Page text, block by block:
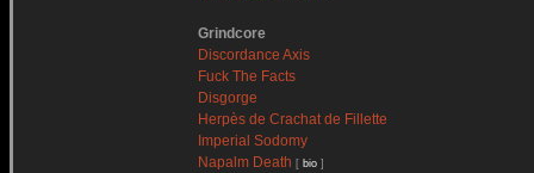
Grindcore
Discordance Axis
Fuck The Facts
Disgorge
Herpès de Crachat de Fillette
Imperial Sodomy
Napalm Death [ bio ]